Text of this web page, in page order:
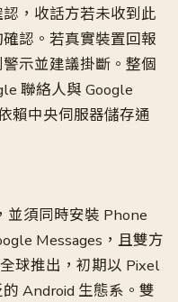
，收話方若未收到此
認。若真實裝置回報
示並建議掛斷。整個
聯絡人與 Google
賴中央伺服器儲存通
並須同時安裝 Phone
Messages，且雙方
球推出，初期以 Pixel
Android 生態系。雙